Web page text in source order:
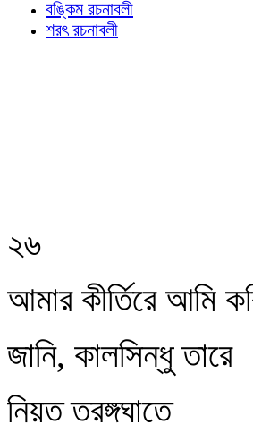
বঙ্কিম রচনাবলী
শরৎ রচনাবলী
২৬
আমার কীর্তিরে আমি
জানি, কালসিন্ধু তারে
নিয়ত তরঙ্গঘাতে